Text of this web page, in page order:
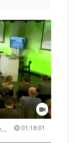
09-ICF26-Session-06-Tackling-causes-of-crises-not-symptoms-53529531690001791 01:18:01